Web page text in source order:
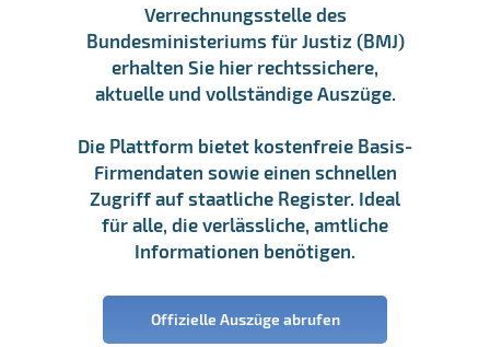
Verrechnungsstelle des
Bundesministeriums für Justiz (BMJ)
erhalten Sie hier rechtssichere,
aktuelle und vollständige Auszüge.
Die Plattform bietet kostenfreie Basis-
Firmendaten sowie einen schnellen
Zugriff auf staatliche Register. Ideal
für alle, die verlässliche, amtliche
Informationen benötigen.
Offizielle Auszüge abrufen